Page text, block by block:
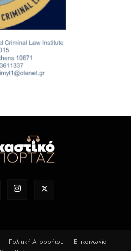
Πολιτική Απορρήτου
Επικοινωνία